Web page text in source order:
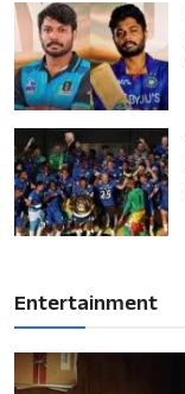
Entertainment